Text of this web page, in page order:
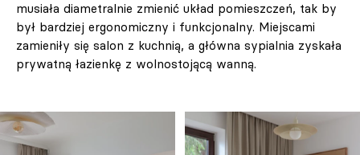
musiała diametralnie zmienić układ pomieszczeń, tak by
był bardziej ergonomiczny i funkcjonalny. Miejscami
zamieniły się salon z kuchnią, a główna sypialnia zyskała
prywatną łazienkę z wolnostojącą wanną.